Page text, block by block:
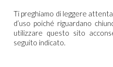
Ti preghiamo di leggere
d’uso poiché riguardano
utilizzare questo sito
seguito indicato.